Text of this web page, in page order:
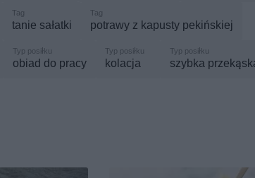
tanie sałatki potrawy z kapusty pekińskiej
obiad do pracy kolacja szybka